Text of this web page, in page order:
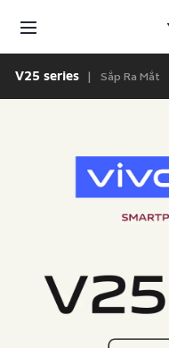
Giỏ hàng
Đăng nhập/Đăng ký
Tài khoản của tôi
V25 series Sắp Ra Mắt